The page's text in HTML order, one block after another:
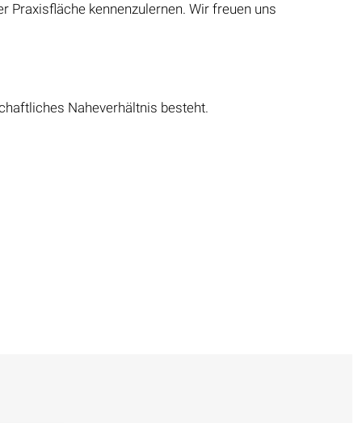
Praxisfläche kennenzulernen. Wir freuen uns
Naheverhältnis besteht.